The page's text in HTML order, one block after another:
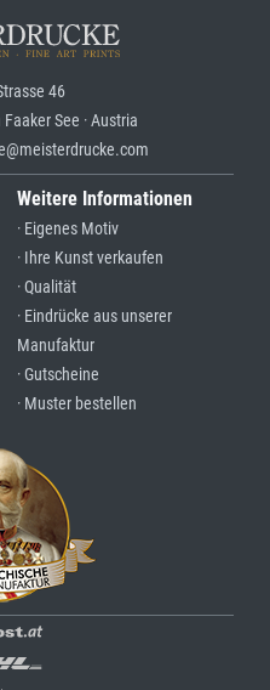
46
See · Austria
Weitere Informationen
· Eigenes Motiv
· Ihre Kunst verkaufen
· Qualität
· Eindrücke aus unserer
Manufaktur
· Gutscheine
· Muster bestellen